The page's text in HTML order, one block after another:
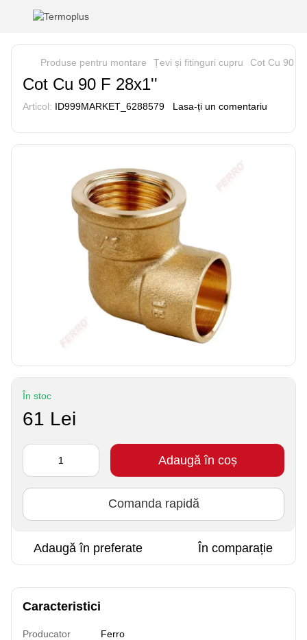
Produse pentru montare Țevi și fitinguri cupru Cot Cu 90 F
Cot Cu 90 F 28x1''
Articol: ID999MARKET_6288579 Lasa-ți un comentariu
În stoc
61 Lei
Adaugă în coș
Comanda rapidă
Adaugă în preferate În comparație
Caracteristici
Producator
Ferro